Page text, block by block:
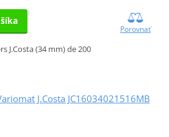
Porovnať
J.Costa (34 mm) de 200
J.Costa JC16034021516MB